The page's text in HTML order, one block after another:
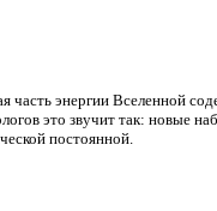
энергии Вселенной
это звучит так: новые
постоянной.